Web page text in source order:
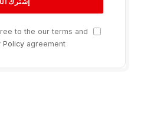
to the our terms and
Policyagreement.